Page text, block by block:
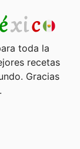
toda la
recetas
Gracias